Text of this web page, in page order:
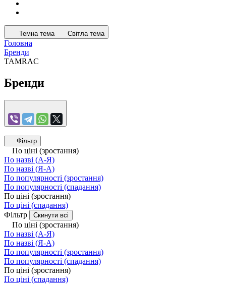
Темна тема Світла тема
Головна
Бренди
TAMRAC
Бренди
Фільтр
По ціні (зростання)
По назві (А-Я)
По назві (Я-А)
По популярності (зростання)
По популярності (спадання)
По ціні (зростання)
По ціні (спадання)
Фільтр
Скинути всі
По ціні (зростання)
По назві (А-Я)
По назві (Я-А)
По популярності (зростання)
По популярності (спадання)
По ціні (зростання)
По ціні (спадання)